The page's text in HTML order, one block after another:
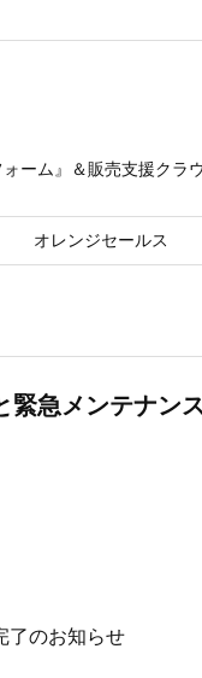
ーム』＆販売支援ク
オレンジセールス
急メンテナン
のお知らせ